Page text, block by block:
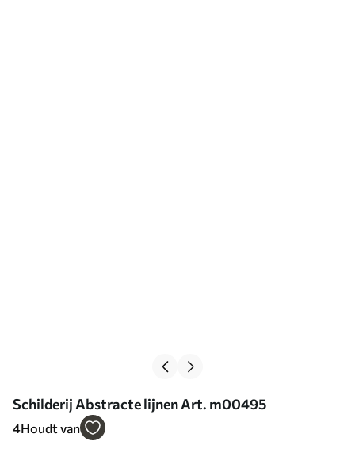
Schilderij Abstracte lijnen Art. m00495
4Houdt van